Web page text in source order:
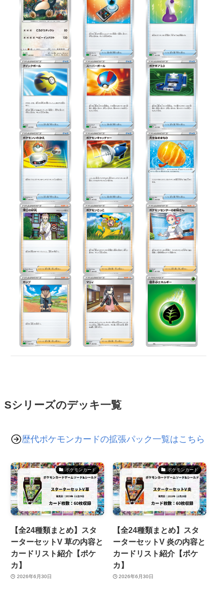
Sシリーズのデッキ一覧
歴代ポケモンカードの拡張パック一覧はこちら
ポケモンカード
【全24種類まとめ】スタ
ーターセットV 草の内容と
カードリスト紹介【ポケ
カ】
2026年6月30日
ポケモンカード
【全24種類まとめ】スタ
ーターセットV 炎の内容と
カードリスト紹介【ポケ
カ】
2026年6月30日